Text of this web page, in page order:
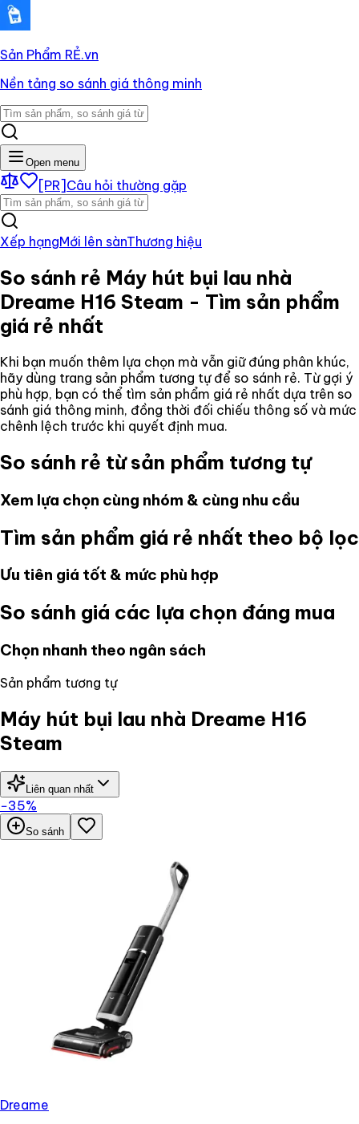
Sản Phẩm RẺ.vn
Nền tảng so sánh giá thông minh
Open menu
[PR] Câu hỏi thường gặp
Xếp hạngMới lên sànThương hiệu
So sánh rẻ Máy hút bụi lau nhà
Dreame H16 Steam - Tìm sản phẩm
giá rẻ nhất
Khi bạn muốn thêm lựa chọn mà vẫn giữ đúng phân khúc,
hãy dùng trang sản phẩm tương tự để so sánh rẻ. Từ gợi ý
phù hợp, bạn có thể tìm sản phẩm giá rẻ nhất dựa trên so
sánh giá thông minh, đồng thời đối chiếu thông số và mức
chênh lệch trước khi quyết định mua.
So sánh rẻ từ sản phẩm tương tự
Xem lựa chọn cùng nhóm & cùng nhu cầu
Tìm sản phẩm giá rẻ nhất theo bộ lọc
Ưu tiên giá tốt & mức phù hợp
So sánh giá các lựa chọn đáng mua
Chọn nhanh theo ngân sách
Sản phẩm tương tự
Máy hút bụi lau nhà Dreame H16
Steam
Liên quan nhất
−35%
So sánh
Dreame